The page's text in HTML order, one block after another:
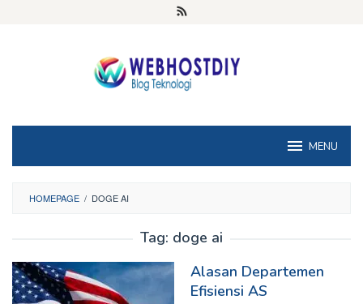
MENU
HOMEPAGE / DOGE AI
Tag: doge ai
Alasan Departemen
Efisiensi AS